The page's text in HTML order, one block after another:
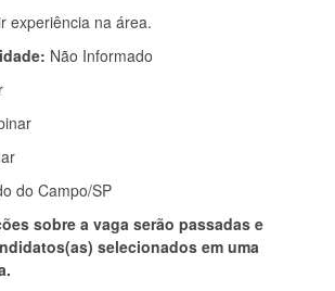
experiência na área.
Não Informado
do Campo/SP
sobre a vaga serão passadas e
selecionados em uma